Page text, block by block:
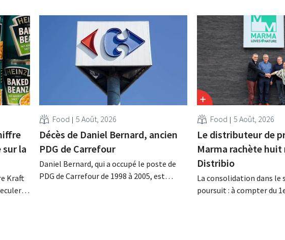
sur la
Kraft
Food 5 Août, 2026
Décès de Daniel Bernard, ancien
PDG de Carrefour
Daniel Bernard, qui a occupé le poste de
PDG de Carrefour de 1998 à 2005, est
Food 5 Août, 2026
Le distributeur de
Marma rachète huit
Distribio
La consolidation dans le
poursuit : à compter du